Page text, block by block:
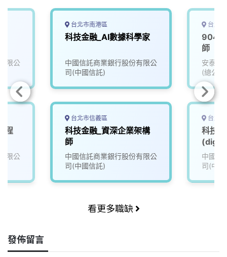
限公
程
限公
台北市南港區
科技金融_AI數據科學家
中國信託商業銀行股份有限公
司(中國信託)
台北市信義區
科技金融_資深企業架構
師
中國信託商業銀行股份有限公
司(中國信託)
台北
904 -
師
安泰商
(總公
台北
科技
中國信
司(中
看更多職缺
發佈留言